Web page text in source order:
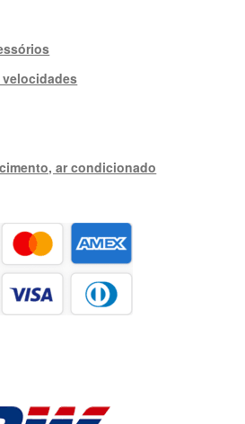
ar condicionado